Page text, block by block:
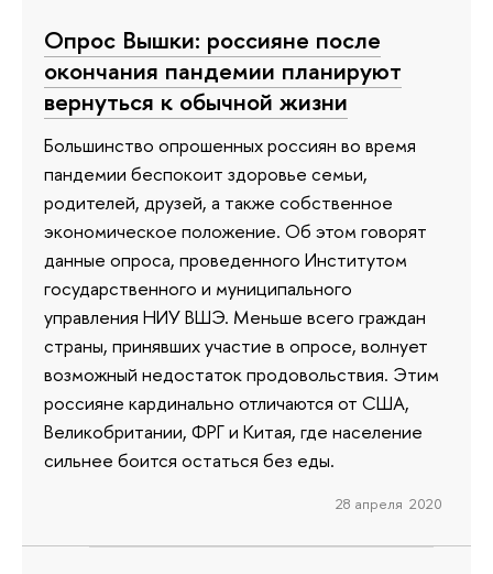
Опрос Вышки: россияне после
окончания пандемии планируют
вернуться к обычной жизни
Большинство опрошенных россиян во время
пандемии беспокоит здоровье семьи,
родителей, друзей, а также собственное
экономическое положение. Об этом говорят
данные опроса, проведенного Институтом
государственного и муниципального
управления НИУ ВШЭ. Меньше всего граждан
страны, принявших участие в опросе, волнует
возможный недостаток продовольствия. Этим
россияне кардинально отличаются от США,
Великобритании, ФРГ и Китая, где население
сильнее боится остаться без еды.
28 апреля 2020